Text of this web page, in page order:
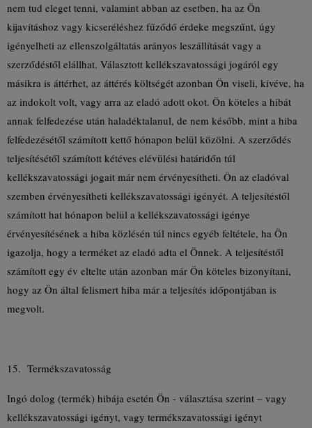
nem tud eleget tenni, valamint abban az esetben, ha az Ön
kijavításhoz vagy kicseréléshez fűződő érdeke megszűnt, úgy
igényelheti az ellenszolgáltatás arányos leszállítását vagy a
szerződéstől elállhat. Választott kellékszavatossági jogáról egy
másikra is áttérhet, az áttérés költségét azonban Ön viseli, kivéve, ha
az indokolt volt, vagy arra az eladó adott okot. Ön köteles a hibát
annak felfedezése után haladéktalanul, de nem később, mint a hiba
felfedezésétől számított kettő hónapon belül közölni. A szerződés
teljesítésétől számított kétéves elévülési határidőn túl
kellékszavatossági jogait már nem érvényesítheti. Ön az eladóval
szemben érvényesítheti kellékszavatossági igényét. A teljesítéstől
számított hat hónapon belül a kellékszavatossági igénye
érvényesítésének a hiba közlésén túl nincs egyéb feltétele, ha Ön
igazolja, hogy a terméket az eladó adta el Önnek. A teljesítéstől
számított egy év eltelte után azonban már Ön köteles bizonyítani,
hogy az Ön által felismert hiba már a teljesítés időpontjában is
megvolt.
15. Termékszavatosság
Ingó dolog (termék) hibája esetén Ön - választása szerint – vagy
kellékszavatossági igényt, vagy termékszavatossági igényt